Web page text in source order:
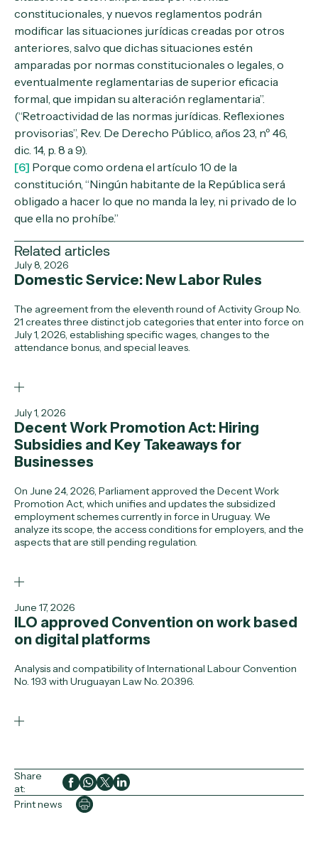
constitucionales, y nuevos reglamentos podrán
modificar las situaciones jurídicas creadas por otros
anteriores, salvo que dichas situaciones estén
amparadas por normas constitucionales o legales, o
eventualmente reglamentarias de superior eficacia
formal, que impidan su alteración reglamentaria”.
(“Retroactividad de las normas jurídicas. Reflexiones
provisorias”, Rev. De Derecho Público, años 23, nº 46,
dic. 14, p. 8 a 9).
[6] Porque como ordena el artículo 10 de la
constitución, “Ningún habitante de la República será
obligado a hacer lo que no manda la ley, ni privado de lo
que ella no prohíbe.”
Related articles
July 8, 2026
Domestic Service: New Labor Rules
The agreement from the eleventh round of Activity Group No.
21 creates three distinct job categories that enter into force on
July 1, 2026, establishing specific wages, changes to the
attendance bonus, and special leaves.
July 1, 2026
Decent Work Promotion Act: Hiring
Subsidies and Key Takeaways for
Businesses
On June 24, 2026, Parliament approved the Decent Work
Promotion Act, which unifies and updates the subsidized
employment schemes currently in force in Uruguay. We
analyze its scope, the access conditions for employers, and the
aspects that are still pending regulation.
June 17, 2026
ILO approved Convention on work based
on digital platforms
Analysis and compatibility of International Labour Convention
No. 193 with Uruguayan Law No. 20.396.
Share
at:
Print news